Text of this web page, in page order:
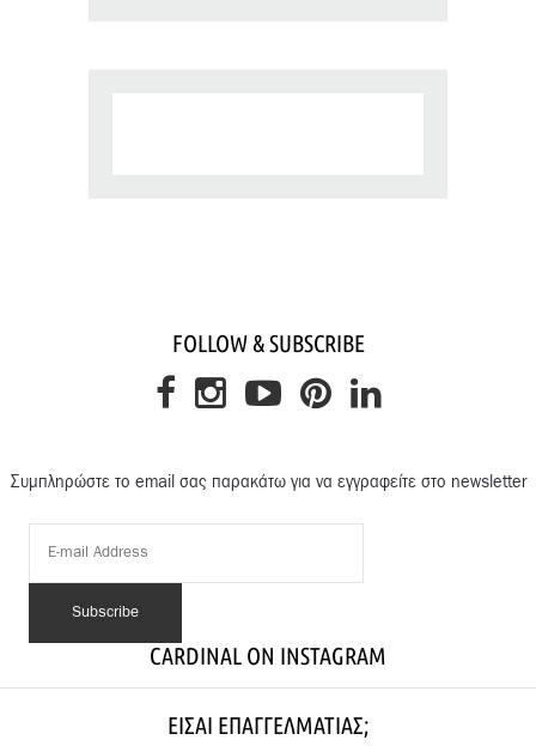
FOLLOW & SUBSCRIBE
Συμπληρώστε το email σας παρακάτω για να εγγραφείτε στο newsletter
CARDINAL ON INSTAGRAM
ΕΊΣΑΙ ΕΠΑΓΓΕΛΜΑΤΊΑΣ;